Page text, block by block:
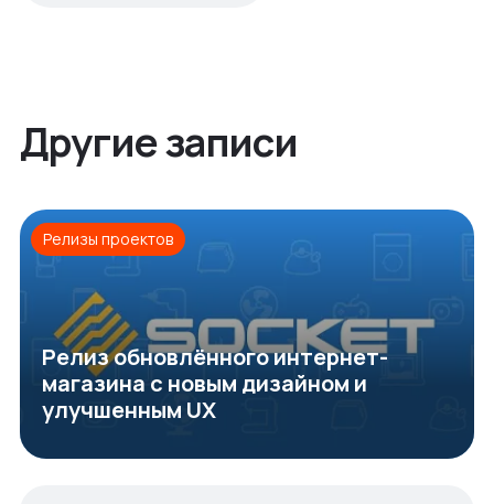
Другие записи
Релизы проектов
Релиз обновлённого интернет-
магазина с новым дизайном и
улучшенным UX